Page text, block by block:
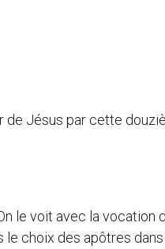
de Jésus par cette
le voit avec la vocation
le choix des apôtres